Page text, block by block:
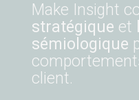
Make Insight
stratégique et
sémiologique
client.